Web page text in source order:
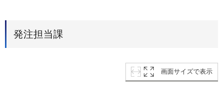
発注担当課
画面サイズで表示